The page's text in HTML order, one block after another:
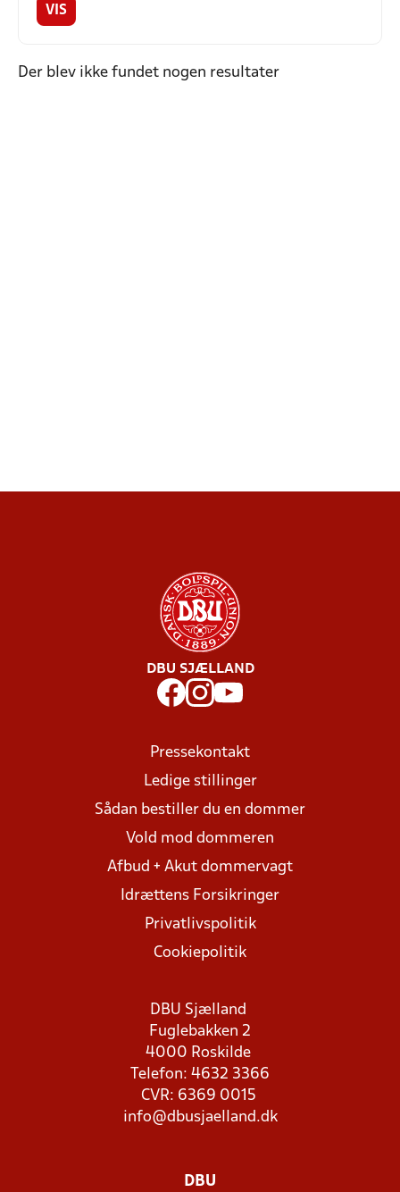
VIS
Der blev ikke fundet nogen resultater
DBU SJÆLLAND
Pressekontakt
Ledige stillinger
Sådan bestiller du en dommer
Vold mod dommeren
Afbud + Akut dommervagt
Idrættens Forsikringer
Privatlivspolitik
Cookiepolitik
DBU Sjælland
Fuglebakken 2
4000 Roskilde
Telefon: 4632 3366
CVR: 6369 0015
info@dbusjaelland.dk
DBU